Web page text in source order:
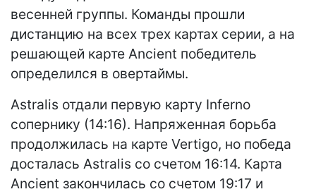
весенней группы. Команды прошли
дистанцию на всех трех картах серии, а на
решающей карте Ancient победитель
определился в овертаймы.
Astralis отдали первую карту Inferno
сопернику (14:16). Напряженная борьба
продолжилась на карте Vertigo, но победа
досталась Astralis со счетом 16:14. Карта
Ancient закончилась со счетом 19:17 и